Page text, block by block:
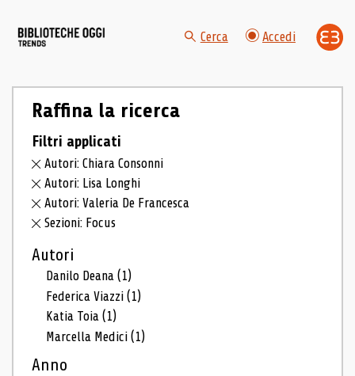
Cerca Accedi
Raffina la ricerca
Filtri applicati
Autori: Chiara Consonni
Autori: Lisa Longhi
Autori: Valeria De Francesca
Sezioni: Focus
Autori
Danilo Deana(1)
Federica Viazzi(1)
Katia Toia(1)
Marcella Medici(1)
Anno